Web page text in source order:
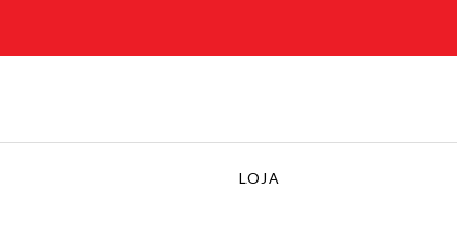
LOJA